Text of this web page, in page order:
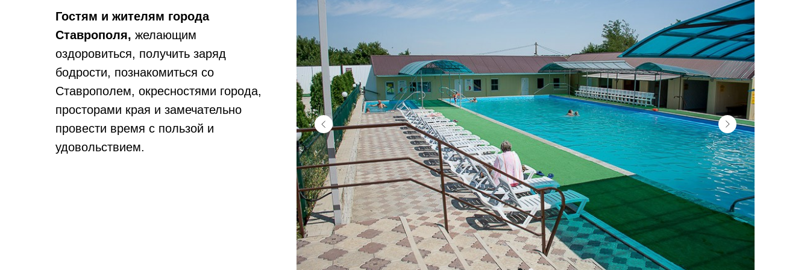
Гостям и жителям города
Ставрополя, желающим
оздоровиться, получить заряд
бодрости, познакомиться со
Ставрополем, окресностями города,
просторами края и замечательно
провести время с пользой и
удовольствием.